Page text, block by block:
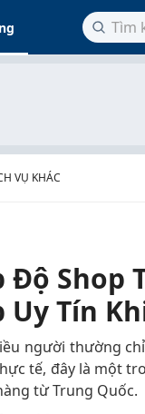
VỤ KHÁC
Độ Shop
Uy Tín
người thường
tế, đây là một
từ Trung Quốc.